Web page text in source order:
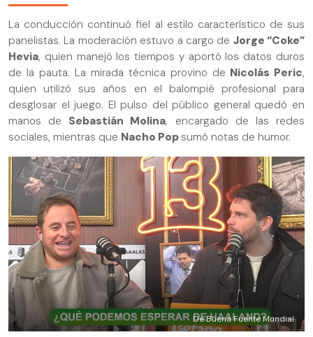
La conducción continuó fiel al estilo característico de sus
panelistas. La moderación estuvo a cargo de Jorge “Coke”
Hevia, quien manejó los tiempos y aportó los datos duros
de la pauta. La mirada técnica provino de Nicolás Peric,
quien utilizó sus años en el balompié profesional para
desglosar el juego. El pulso del público general quedó en
manos de Sebastián Molina, encargado de las redes
sociales, mientras que Nacho Popsumó notas de humor.
De Buena Fuente Mundial